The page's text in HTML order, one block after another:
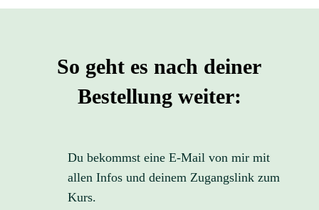
So geht es nach deiner
Bestellung weiter:
Du bekommst eine E-Mail von mir mit
allen Infos und deinem Zugangslink zum
Kurs.